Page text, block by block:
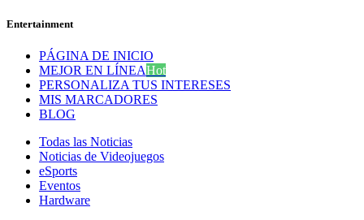
Entertainment
PÁGINA DE INICIO
MEJOR EN LÍNEAHot
PERSONALIZA TUS INTERESES
MIS MARCADORES
BLOG
Todas las Noticias
Noticias de Videojuegos
eSports
Eventos
Hardware